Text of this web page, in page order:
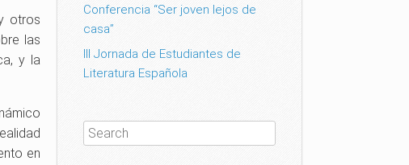
otros
las
y la
en
Conferencia “Ser joven lejos de
casa”
III Jornada de Estudiantes de
Literatura Española